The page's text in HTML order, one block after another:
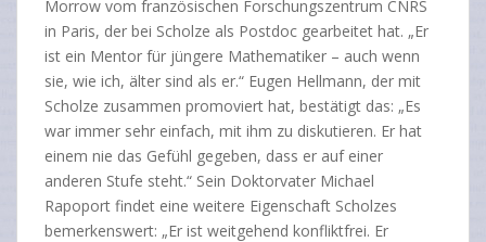
Morrow vom französischen Forschungszentrum CNRS
in Paris, der bei Scholze als Postdoc gearbeitet hat. „Er
ist ein Mentor für jüngere Mathematiker – auch wenn
sie, wie ich, älter sind als er.“ Eugen Hellmann, der mit
Scholze zusammen promoviert hat, bestätigt das: „Es
war immer sehr einfach, mit ihm zu diskutieren. Er hat
einem nie das Gefühl gegeben, dass er auf einer
anderen Stufe steht.“ Sein Doktorvater Michael
Rapoport findet eine weitere Eigenschaft Scholzes
bemerkenswert: „Er ist weitgehend konfliktfrei. Er